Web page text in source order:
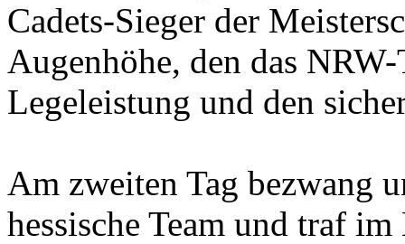
Cadets-Sieger der
Augenhöhe, den das
Legeleistung und den
Am zweiten Tag bezwang
hessische Team und traf